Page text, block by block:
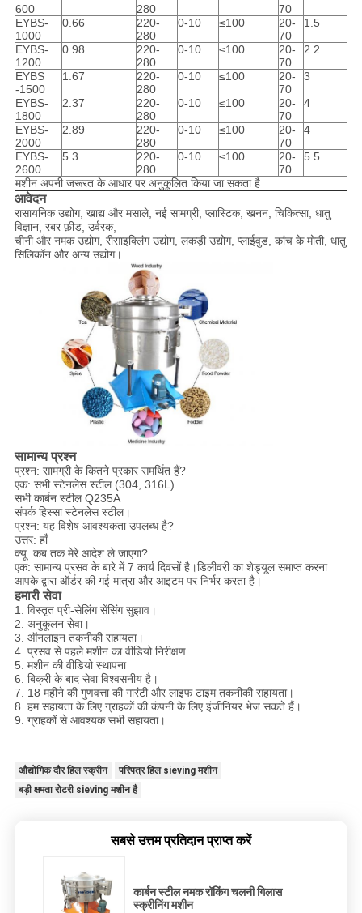
600
280
70
EYBS-
1000
0.66
220-
280
0-10 ≤100
20-
70
1.5
EYBS-
1200
0.98
220-
280
0-10 ≤100
20-
70
2.2
EYBS
-1500
1.67
220-
280
0-10 ≤100
20-
70
3
EYBS-
1800
2.37
220-
280
0-10 ≤100
20-
70
4
EYBS-
2000
2.89
220-
280
0-10 ≤100
20-
70
4
EYBS-
2600
5.3
220-
280
0-10 ≤100
20-
70
5.5
मशीन अपनी जरूरत के आधार पर अनुकूलित किया जा सकता है
आवेदन
रासायनिक उद्योग, खाद्य और मसाले, नई सामग्री, प्लास्टिक, खनन, चिकित्सा, धातु
विज्ञान, रबर फ़ीड, उर्वरक,
चीनी और नमक उद्योग, रीसाइक्लिंग उद्योग, लकड़ी उद्योग, प्लाईवुड, कांच के मोती, धातु
सिलिकॉन और अन्य उद्योग।
सामान्य प्रश्न
प्रश्न: सामग्री के कितने प्रकार समर्थित हैं?
एक: सभी स्टेनलेस स्टील (304, 316L)
सभी कार्बन स्टील Q235A
संपर्क हिस्सा स्टेनलेस स्टील।
प्रश्न: यह विशेष आवश्यकता उपलब्ध है?
उत्तर: हाँ
क्यू: कब तक मेरे आदेश ले जाएगा?
एक: सामान्य प्रसव के बारे में 7 कार्य दिवसों है।डिलीवरी का शेड्यूल समाप्त करना
आपके द्वारा ऑर्डर की गई मात्रा और आइटम पर निर्भर करता है।
हमारी सेवा
1. विस्तृत प्री-सेलिंग सेंसिंग सुझाव।
2. अनुकूलन सेवा।
3. ऑनलाइन तकनीकी सहायता।
4. प्रसव से पहले मशीन का वीडियो निरीक्षण
5. मशीन की वीडियो स्थापना
6. बिक्री के बाद सेवा विश्वसनीय है।
7. 18 महीने की गुणवत्ता की गारंटी और लाइफ टाइम तकनीकी सहायता।
8. हम सहायता के लिए ग्राहकों की कंपनी के लिए इंजीनियर भेज सकते हैं।
9. ग्राहकों से आवश्यक सभी सहायता।
औद्योगिक दौर हिल स्क्रीन
परिपत्र हिल sieving मशीन
बड़ी क्षमता रोटरी sieving मशीन है
सबसे उत्तम प्रतिदान प्राप्त करें
कार्बन स्टील नमक रॉकिंग चलनी गिलास
स्क्रीनिंग मशीन